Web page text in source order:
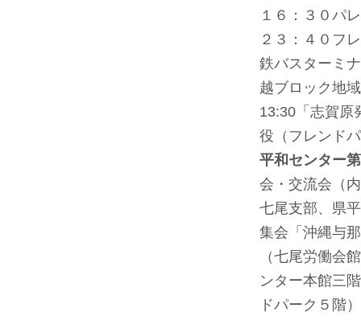
１６：３０
２３：４０フ
鉄バスターミ
越ブロック地
13:30「志賀
役（フレンド
平和センター
会・交流会（
七尾支部、県
集会「沖縄与
（七尾労働会
ンター本館三階
ドパーク５階）